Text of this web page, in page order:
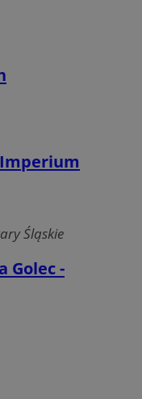
Śląskie
Golec -